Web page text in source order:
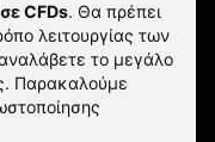
CFDs. Θα πρέπει
λειτουργίας των
το μεγάλο
Παρακαλούμε